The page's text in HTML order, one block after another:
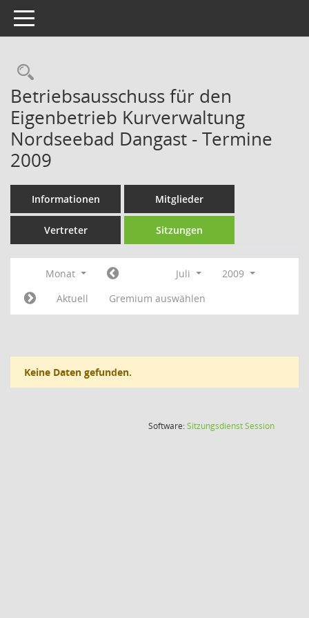
Toggle navigation
Rechercheauswahl
Betriebsausschuss für den
Eigenbetrieb Kurverwaltung
Nordseebad Dangast - Termine
2009
Informationen Mitglieder
Vertreter Sitzungen
Monat Juli
2009
Aktuell
Gremium auswählen
Keine Daten gefunden.
Software:SitzungsdienstSession(Wird in